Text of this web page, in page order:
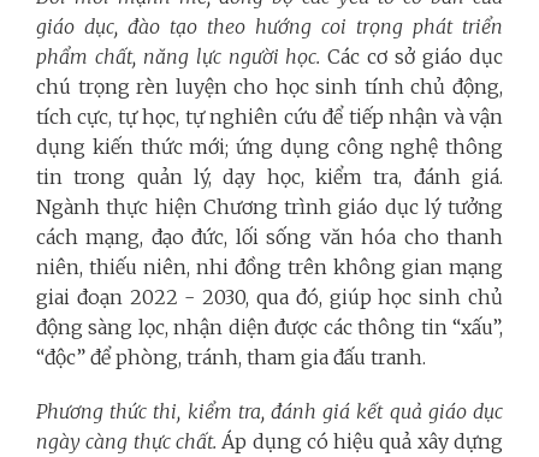
giáo dục, đào tạo theo hướng coi trọng phát triển
phẩm chất, năng lực người học. Các cơ sở giáo dục
chú trọng rèn luyện cho học sinh tính chủ động,
tích cực, tự học, tự nghiên cứu để tiếp nhận và vận
dụng kiến thức mới; ứng dụng công nghệ thông
tin trong quản lý, dạy học, kiểm tra, đánh giá.
Ngành thực hiện Chương trình giáo dục lý tưởng
cách mạng, đạo đức, lối sống văn hóa cho thanh
niên, thiếu niên, nhi đồng trên không gian mạng
giai đoạn 2022 - 2030, qua đó, giúp học sinh chủ
động sàng lọc, nhận diện được các thông tin “xấu”,
“độc” để phòng, tránh, tham gia đấu tranh.
Phương thức thi, kiểm tra, đánh giá kết quả giáo dục
ngày càng thực chất. Áp dụng có hiệu quả xây dựng